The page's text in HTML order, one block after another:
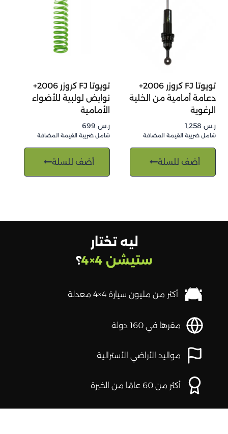
تويوتا FJ كروزر 2006+
دعامة أمامية من الخلية
الرغوية
ر.س
شامل ضريبة القيمة المضافة
أضف للسلة
تويوتا FJ كروزر 2006+
نوابض لولبية للأضواء
الأمامية
ر.س
شامل ضريبة القيمة المضافة
أضف للسلة
ليه تختار
ستيشن 4×4
؟
أكثر من مليون سيارة 4×4 معدلة
مقرها في 160 دولة
مواليد الأراضي الأسترالية
أكثر من 60 عامًا من الخبرة